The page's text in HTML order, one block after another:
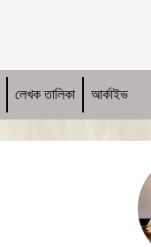
লেখক তালিকা আর্কাইভ